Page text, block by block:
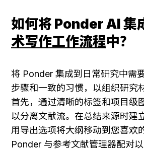
如何将 Ponder AI 集
术写作工作流程中？
将 Ponder 集成到日常研究中需
步骤和一致的习惯，以组织研究
首先，通过清晰的标签和项目级
以分离文献流。在总结来源时建
用导出选项将大纲移动到您喜欢
Ponder 与参考文献管理器配对以